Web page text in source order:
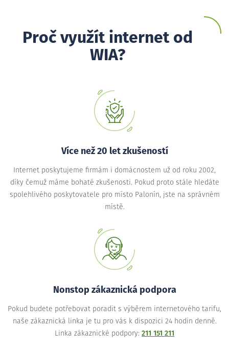
Proč využít internet od
WIA?
Více než 20 let zkušeností
Internet poskytujeme firmám i domácnostem už od roku 2002,
díky čemuž máme bohaté zkušenosti. Pokud proto stále hledáte
spolehlivého poskytovatele pro místo Palonín, jste na správném
místě.
Nonstop zákaznická podpora
Pokud budete potřebovat poradit s výběrem internetového tarifu,
naše zákaznická linka je tu pro vás k dispozici 24 hodin denně.
Linka zákaznické podpory: 211 151 211